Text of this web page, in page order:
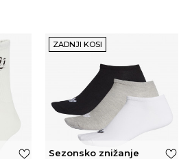
ZADNJI KOSI
Sezonsko znižanje